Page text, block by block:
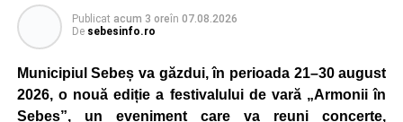
Polițiștii au deschis un dosar penal și continuă cercetările
pentru vătămare corporală din culpă, urmând să
stabilească toate împrejurările în care s-a produs
accidentul.
Publicat acum 3 oreîn 07.08.2026
De sebesinfo.ro
Municipiul Sebeș va găzdui, în perioada 21–30 august
2026, o nouă ediție a festivalului de vară „Armonii în
Sebeș”, un eveniment care va reuni concerte,